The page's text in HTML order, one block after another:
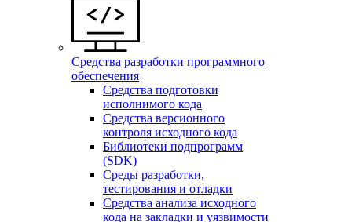
Средства разработки программного
обеспечения
Средства подготовки
исполнимого кода
Средства версионного
контроля исходного кода
Библиотеки подпрограмм
(SDK)
Среды разработки,
тестирования и отладки
Средства анализа исходного
кода на закладки и уязвимости